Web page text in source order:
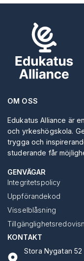
OM OSS
Edukatus Alliance är
och yrkeshögskola.
trygga och
studerande får
GENVÄGAR
Integritetspolicy
Uppförandekod
Visselblåsning
KONTAKT
Stora Nygatan 52